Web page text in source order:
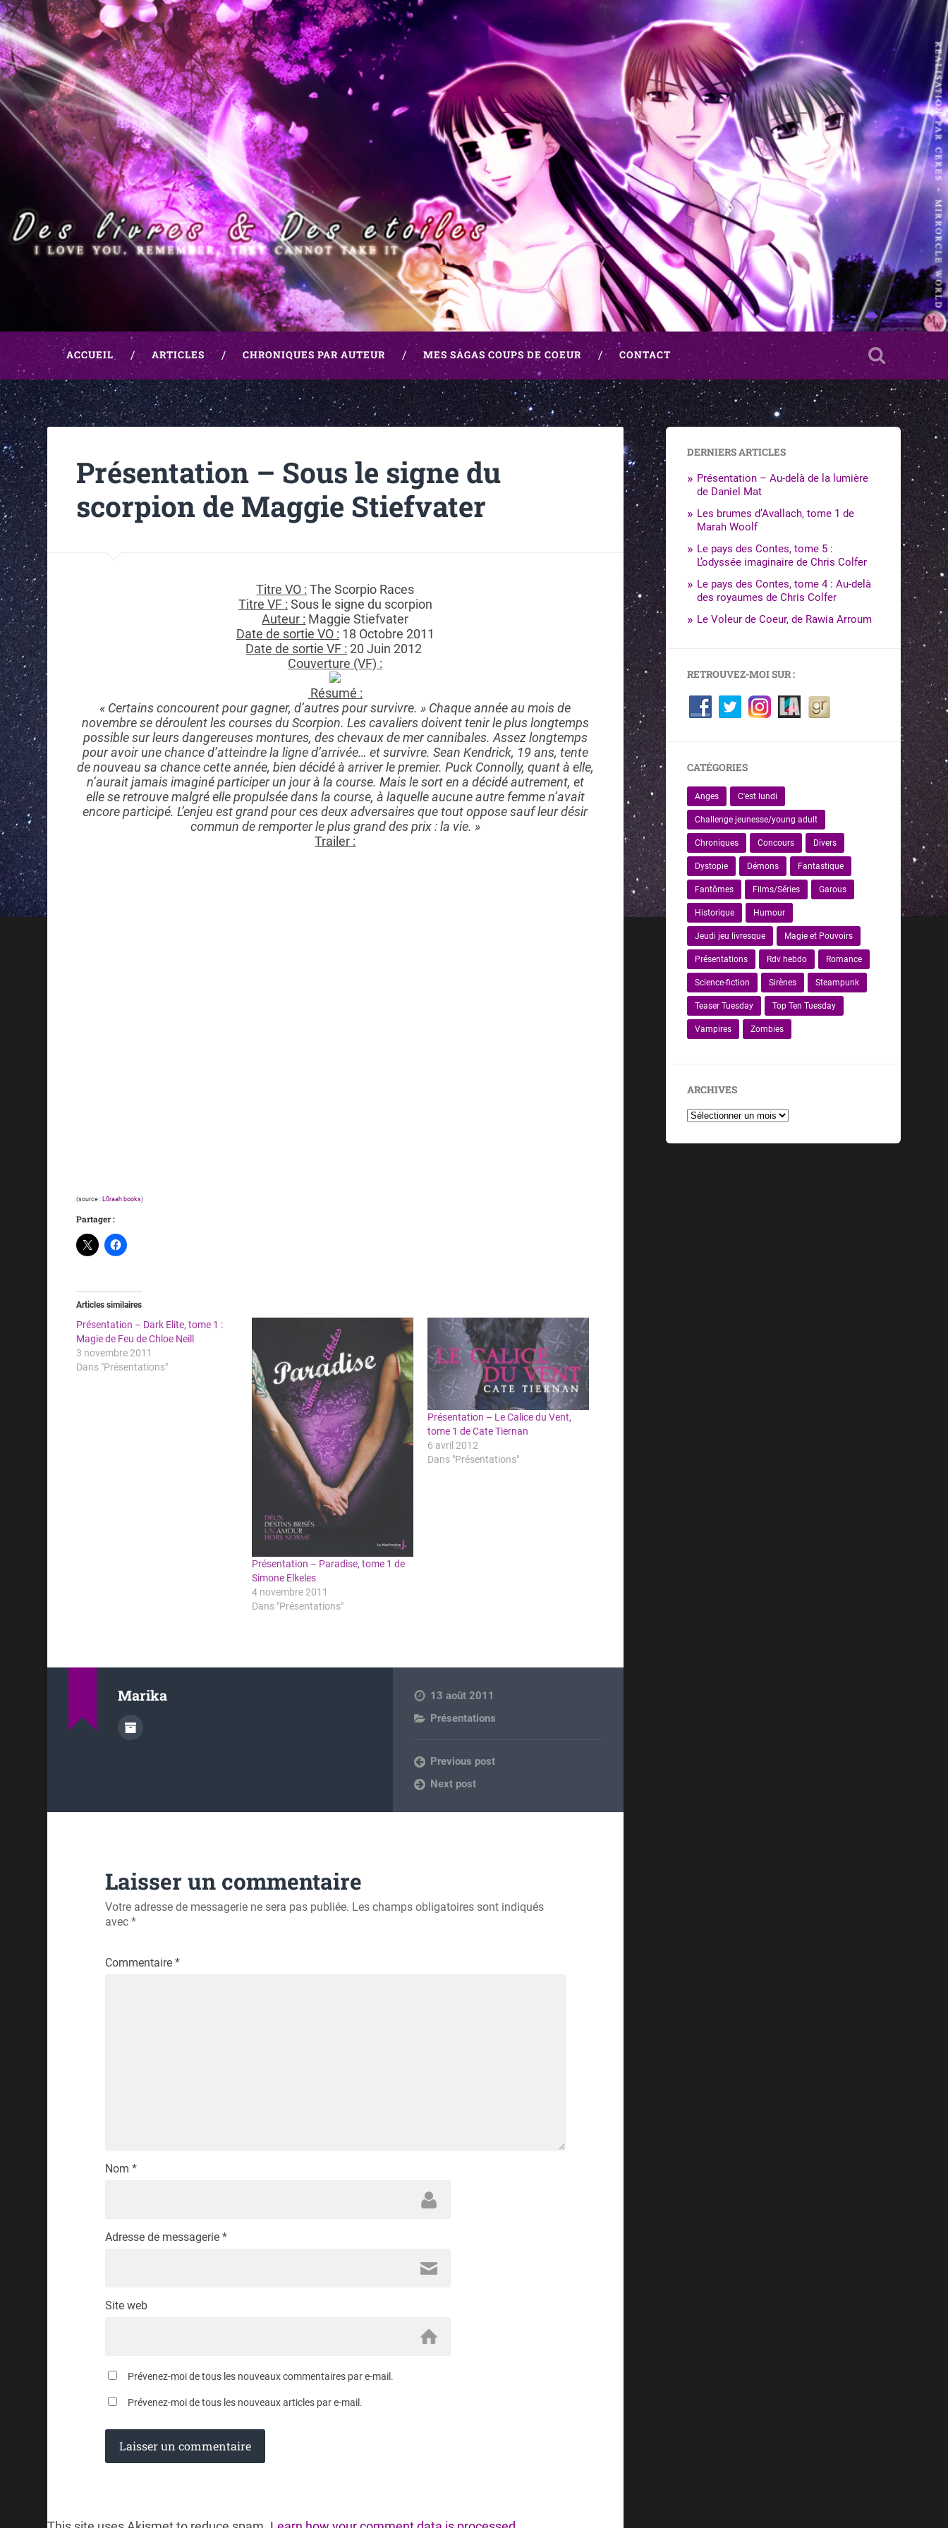
ACCUEIL ARTICLES CHRONIQUES PAR AUTEUR MES SAGAS COUPS DE COEUR CONTACT
Présentation – Sous le signe du
scorpion de Maggie Stiefvater
Titre VO : The Scorpio Races
Titre VF : Sous le signe du scorpion
Auteur : Maggie Stiefvater
Date de sortie VO : 18 Octobre 2011
Date de sortie VF : 20 Juin 2012
Couverture (VF) :
Résumé :
« Certains concourent pour gagner, d’autres pour survivre. » Chaque année au mois de
novembre se déroulent les courses du Scorpion. Les cavaliers doivent tenir le plus longtemps
possible sur leurs dangereuses montures, des chevaux de mer cannibales. Assez longtemps
pour avoir une chance d’atteindre la ligne d’arrivée… et survivre. Sean Kendrick, 19 ans, tente
de nouveau sa chance cette année, bien décidé à arriver le premier. Puck Connolly, quant à elle,
n’aurait jamais imaginé participer un jour à la course. Mais le sort en a décidé autrement, et
elle se retrouve malgré elle propulsée dans la course, à laquelle aucune autre femme n’avait
encore participé. L’enjeu est grand pour ces deux adversaires que tout oppose sauf leur désir
commun de remporter le plus grand des prix : la vie. »
Trailer :
(source : L0raah books)
Partager :
Articles similaires
Présentation – Dark Elite, tome 1 :
Magie de Feu de Chloe Neill
3 novembre 2011
Dans "Présentations"
Présentation – Paradise, tome 1 de
Simone Elkeles
4 novembre 2011
Dans "Présentations"
Présentation – Le Calice du Vent,
tome 1 de Cate Tiernan
6 avril 2012
Dans "Présentations"
Marika
13 août 2011
Présentations
Previous post
Next post
Laisser un commentaire
Votre adresse de messagerie ne sera pas publiée. Les champs obligatoires sont indiqués
avec *
Commentaire *
Nom *
Adresse de messagerie *
Site web
Prévenez-moi de tous les nouveaux commentaires par e-mail.
Prévenez-moi de tous les nouveaux articles par e-mail.
DERNIERS ARTICLES
Présentation – Au-delà de la lumière
de Daniel Mat
Les brumes d’Avallach, tome 1 de
Marah Woolf
Le pays des Contes, tome 5 :
L’odyssée imaginaire de Chris Colfer
Le pays des Contes, tome 4 : Au-delà
des royaumes de Chris Colfer
Le Voleur de Coeur, de Rawia Arroum
RETROUVEZ-MOI SUR :
CATÉGORIES
Anges C'est lundi
Challenge jeunesse/young adult
Chroniques Concours Divers
Dystopie Démons Fantastique
Fantômes Films/Séries Garous
Historique Humour
Jeudi jeu livresque Magie et Pouvoirs
Présentations Rdv hebdo Romance
Science-fiction Sirènes Steampunk
Teaser Tuesday Top Ten Tuesday
Vampires Zombies
ARCHIVES